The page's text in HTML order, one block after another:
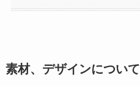
素材、デザインについて